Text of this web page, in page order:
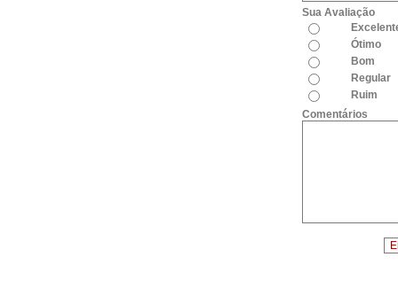
Sua Avaliação
Ótimo
Bom
Regular
Ruim
Comentários